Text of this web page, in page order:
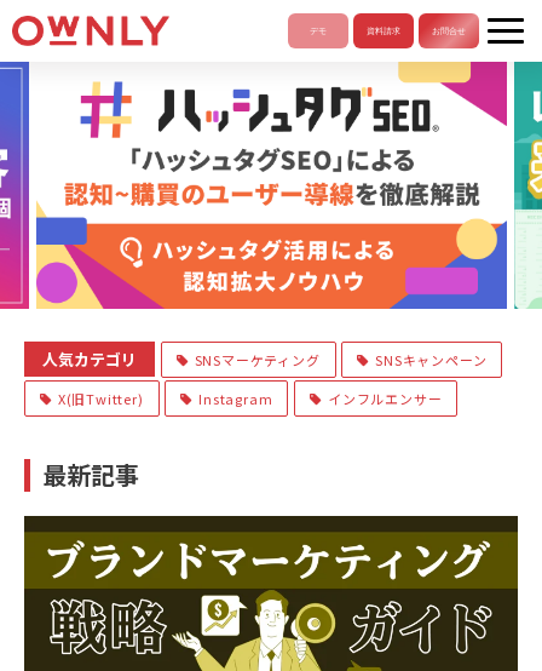
人気カテゴリ SNSマーケティング
SNSキャンペーン
X(旧Twitter)
Instagram インフルエンサー
最新記事